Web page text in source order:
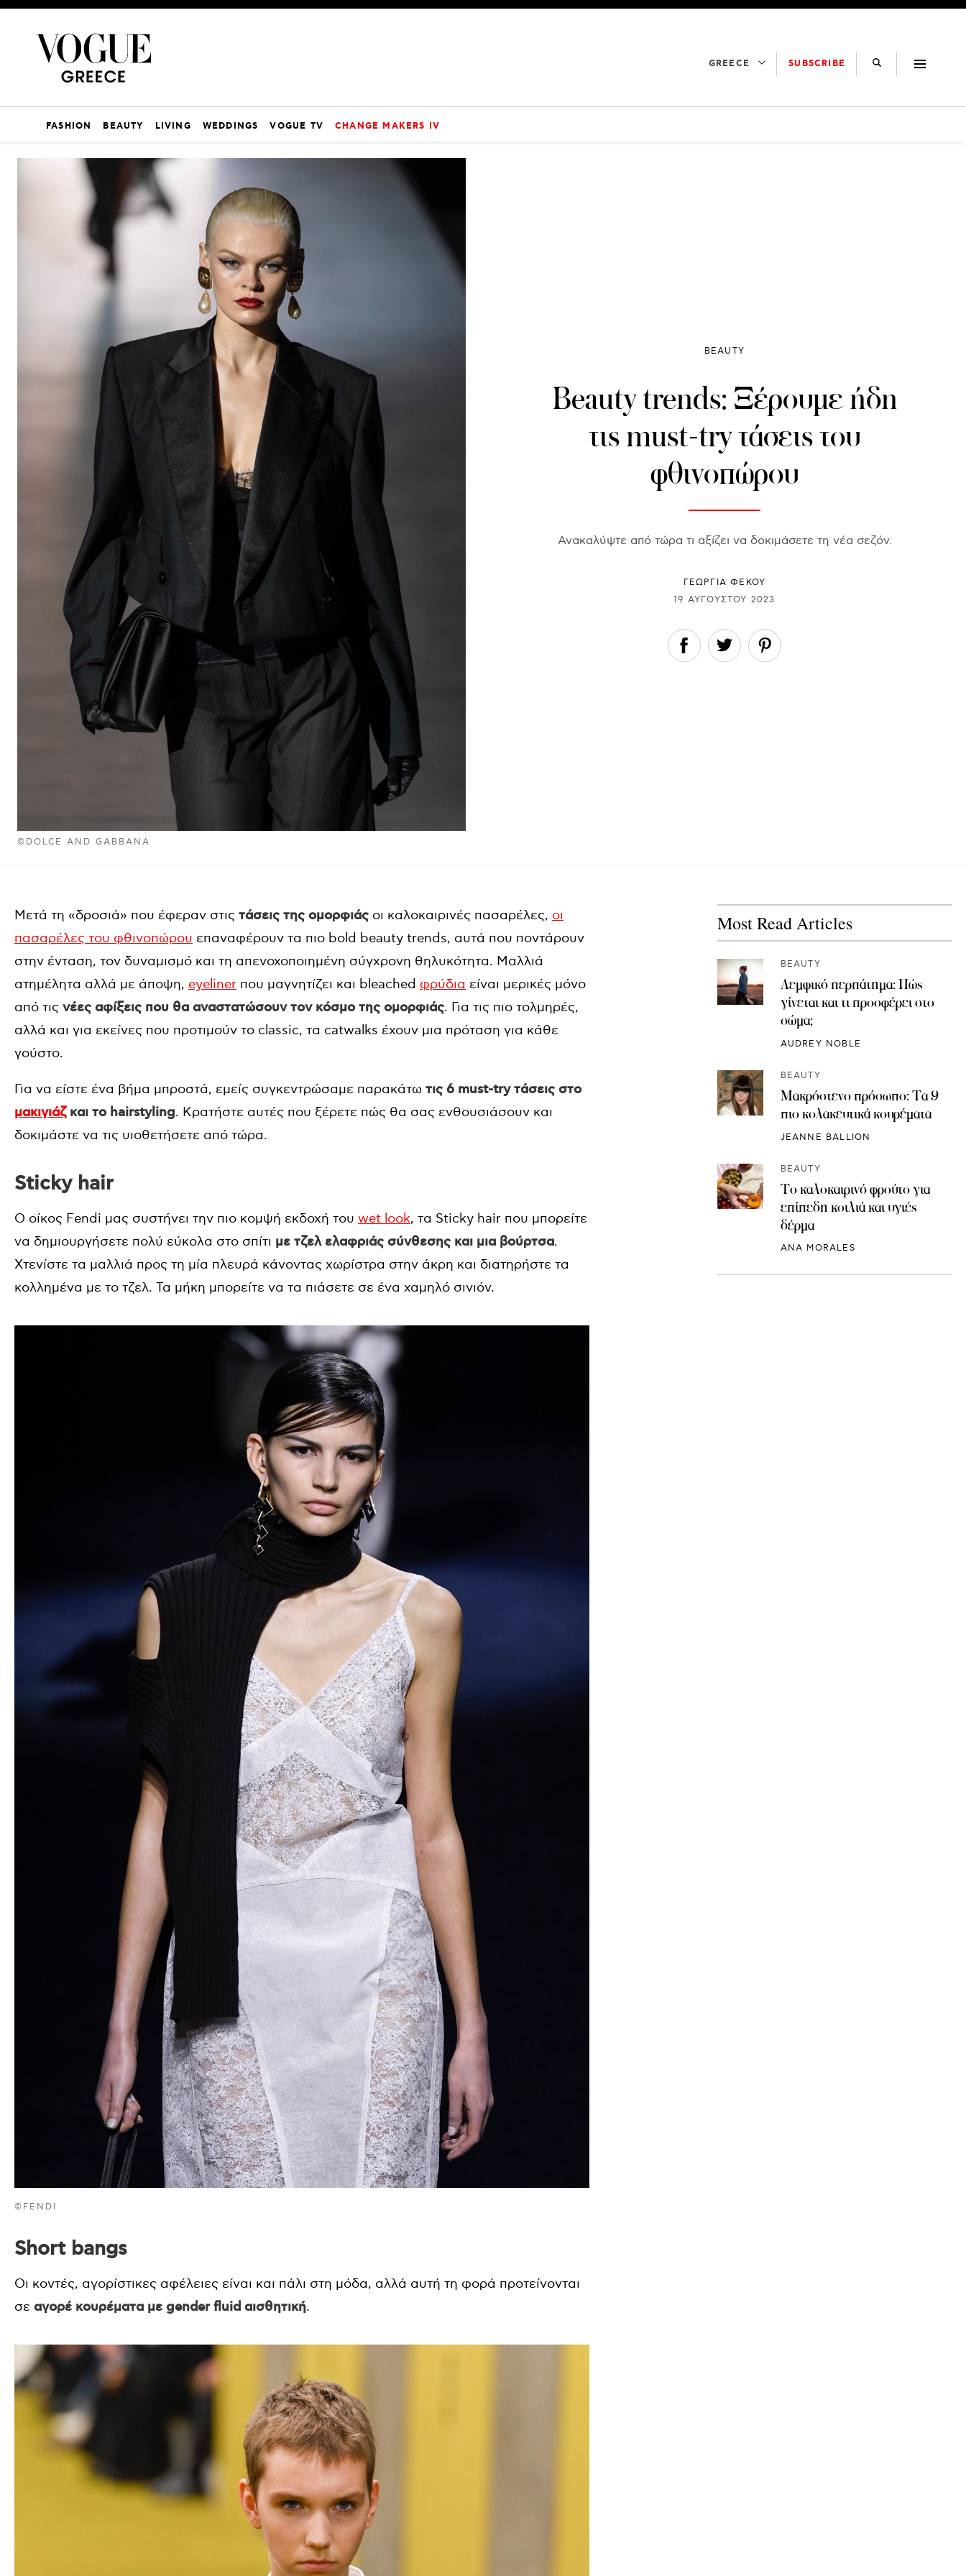
GREECE SUBSCRIBE
FASHION BEAUTY LIVING WEDDINGS VOGUE TV CHANGE MAKERS IV
©DOLCE AND GABBANA
BEAUTY
Beauty trends: Ξέρουμε ήδη
τις must-try τάσεις του
φθινοπώρου
Ανακαλύψτε από τώρα τι αξίζει να δοκιμάσετε τη νέα σεζόν.
ΓΕΩΡΓΙΑ ΦΕΚΟΥ
19 ΑΥΓΟΎΣΤΟΥ 2023
Μετά τη «δροσιά» που έφεραν στις τάσεις της ομορφιάς οι καλοκαιρινές πασαρέλες, οι
πασαρέλες του φθινοπώρου επαναφέρουν τα πιο bold beauty trends, αυτά που ποντάρουν
στην ένταση, τον δυναμισμό και τη απενοχοποιημένη σύγχρονη θηλυκότητα. Μαλλιά
ατημέλητα αλλά με άποψη, eyeliner που μαγνητίζει και bleached φρύδια είναι μερικές μόνο
από τις νέες αφίξεις που θα αναστατώσουν τον κόσμο της ομορφιάς. Για τις πιο τολμηρές,
αλλά και για εκείνες που προτιμούν το classic, τα catwalks έχουν μια πρόταση για κάθε
γούστο.
Για να είστε ένα βήμα μπροστά, εμείς συγκεντρώσαμε παρακάτω τις 6 must-try τάσεις στο
μακιγιάζκαι το hairstyling. Κρατήστε αυτές που ξέρετε πώς θα σας ενθουσιάσουν και
δοκιμάστε να τις υιοθετήσετε από τώρα.
Sticky hair
Ο οίκος Fendi μας συστήνει την πιο κομψή εκδοχή του wet look, τα Sticky hair που μπορείτε
να δημιουργήσετε πολύ εύκολα στο σπίτι με τζελ ελαφριάς σύνθεσης και μια βούρτσα.
Χτενίστε τα μαλλιά προς τη μία πλευρά κάνοντας χωρίστρα στην άκρη και διατηρήστε τα
κολλημένα με το τζελ. Τα μήκη μπορείτε να τα πιάσετε σε ένα χαμηλό σινιόν.
©FENDI
Short bangs
Οι κοντές, αγορίστικες αφέλειες είναι και πάλι στη μόδα, αλλά αυτή τη φορά προτείνονται
σε αγορέ κουρέματα με gender fluid αισθητική.
Most Read Articles
BEAUTY
Λεμφικό περπάτημα: Πώς
γίνεται και τι προσφέρει στο
σώμα;
AUDREY NOBLE
BEAUTY
Μακρόστενο πρόσωπο: Τα 9
πιο κολακευτικά κουρέματα
JEANNE BALLION
BEAUTY
Το καλοκαιρινό φρούτο για
επίπεδη κοιλιά και υγιές
δέρμα
ANA MORALES